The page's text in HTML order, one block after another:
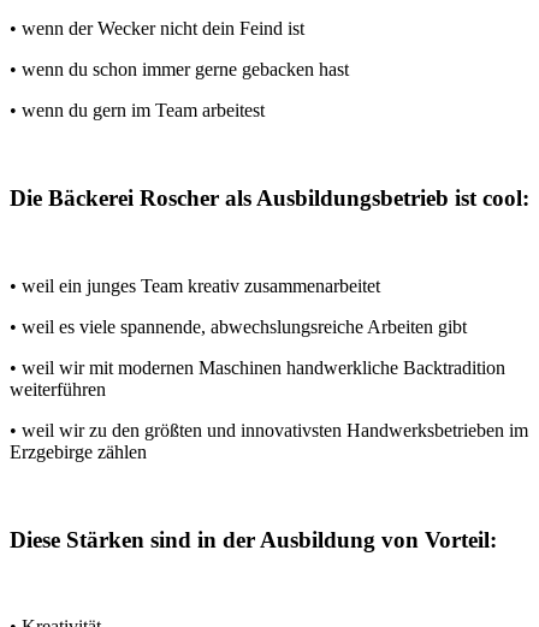
• wenn der Wecker nicht dein Feind ist
• wenn du schon immer gerne gebacken hast
• wenn du gern im Team arbeitest
Die Bäckerei Roscher als Ausbildungsbetrieb ist cool:
• weil ein junges Team kreativ zusammenarbeitet
• weil es viele spannende, abwechslungsreiche Arbeiten gibt
• weil wir mit modernen Maschinen handwerkliche Backtradition
weiterführen
• weil wir zu den größten und innovativsten Handwerksbetrieben im
Erzgebirge zählen
Diese Stärken sind in der Ausbildung von Vorteil: